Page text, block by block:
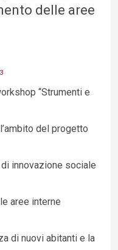
delle aree
“Strumenti e
del progetto
innovazione sociale
aree interne
di nuovi abitanti e la